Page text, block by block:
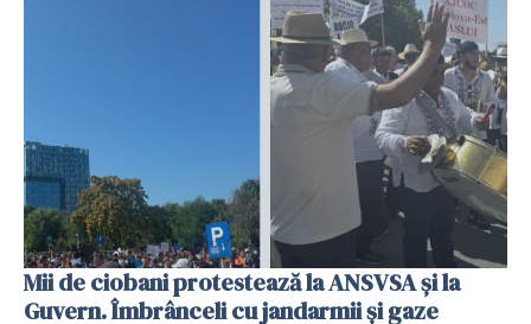
Mii de ciobani protestează la ANSVSA și la
Guvern. Îmbrânceli cu jandarmii și gaze